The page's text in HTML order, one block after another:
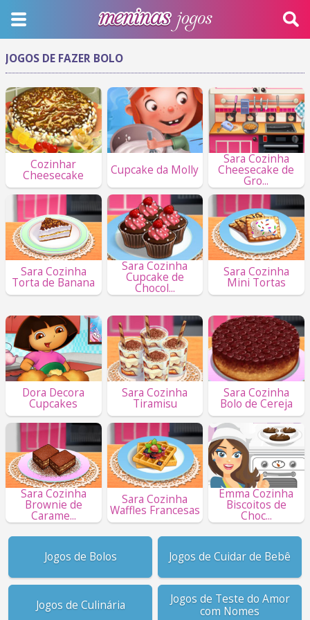
JOGOS DE FAZER BOLO
Cozinhar
Cheesecake Cupcake da Molly
Sara Cozinha
Cheesecake de
Gro...
Sara Cozinha
Torta de Banana
Sara Cozinha
Cupcake de
Chocol...
Sara Cozinha
Mini Tortas
Dora Decora
Cupcakes
Sara Cozinha
Tiramisu
Sara Cozinha
Bolo de Cereja
Sara Cozinha
Brownie de
Carame...
Sara Cozinha
Waffles Francesas
Emma Cozinha
Biscoitos de
Choc...
Jogos de Bolos Jogos de Cuidar de Bebê
Jogos de Culinária
Jogos de Teste do Amor
com Nomes